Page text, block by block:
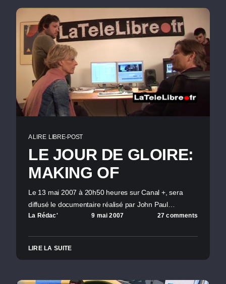
A LIRE LIBRE-POST
LE JOUR DE GLOIRE:
MAKING OF
Le 13 mai 2007 à 20h50 heures sur Canal +, sera
diffusé le documentaire réalisé par John Paul…
La Rédac' 9 mai 2007 27 comments
LIRE LA SUITE